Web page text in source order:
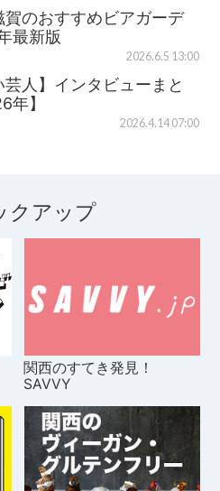
賀のおすすめビアガーデ
最新版
2026.6.5 13:00
芸人】インタビューまと
年】
2026.4.14 07:00
クアップ
関西のすてき発見！
SAVVY